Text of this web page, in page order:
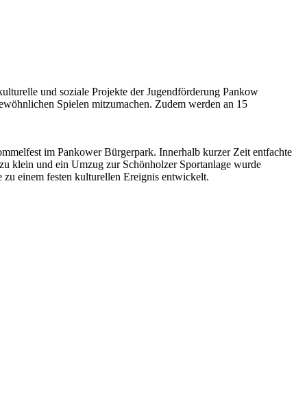
und soziale Projekte der Jugendförderung Pankow
Spielen mitzumachen. Zudem werden an 15
im Pankower Bürgerpark. Innerhalb kurzer Zeit entfachte
klein und ein Umzug zur Schönholzer Sportanlage wurde
zu einem festen kulturellen Ereignis entwickelt.